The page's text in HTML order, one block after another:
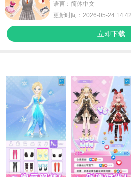
语言：简体中文
更新时间：2026-05-24
立即下载